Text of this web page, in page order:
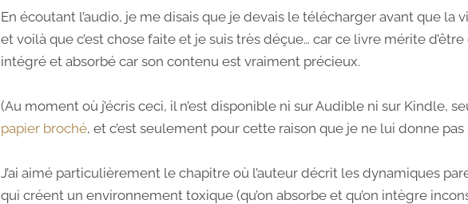
En écoutant l’audio, je me disais que je devais le télécharger avant que la
et voilà que c’est chose faite et je suis très déçue… car ce livre mérite
intégré et absorbé car son contenu est vraiment précieux.
(Au moment où j’écris ceci, il n’est disponible ni sur Audible ni sur Kindle,
papier broché, et c’est seulement pour cette raison que je ne lui donne pas
J’ai aimé particulièrement le chapitre où l’auteur décrit les dynamiques
qui créent un environnement toxique (qu’on absorbe et qu’on intègre